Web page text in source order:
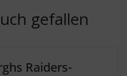
gefallen
Raiders-